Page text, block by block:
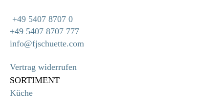
+49 5407 8707 0
+49 5407 8707 777
info@fjschuette.com
Vertrag widerrufen
SORTIMENT
Küche